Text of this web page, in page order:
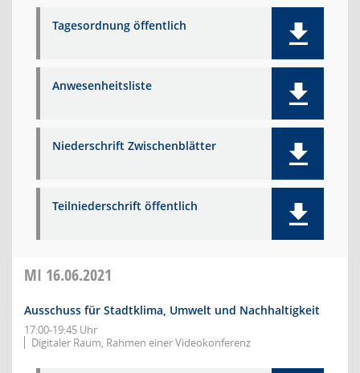
Tagesordnung öffentlich
Anwesenheitsliste
Niederschrift Zwischenblätter
Teilniederschrift öffentlich
MI 16.06.2021
Ausschuss für Stadtklima, Umwelt und Nachhaltigkeit
17:00-19:45 Uhr
Digitaler Raum, Rahmen einer Videokonferenz